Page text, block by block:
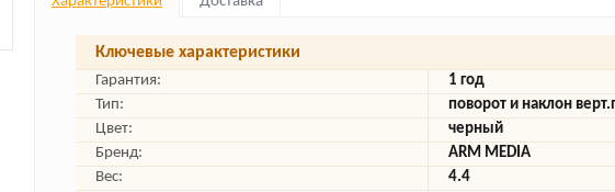
Ключевые характеристики
Гарантия:
1 год
Тип:
поворот и наклон
Цвет:
черный
Бренд:
ARM MEDIA
Вес:
4.4